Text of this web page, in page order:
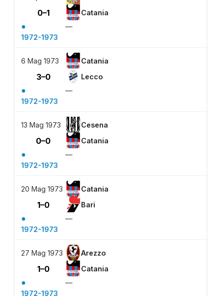
0–1 Catania
●
—
1972-1973
6 Mag 1973 Catania
3–0 Lecco
●
—
1972-1973
13 Mag 1973 Cesena
0–0 Catania
●
—
1972-1973
20 Mag 1973 Catania
1–0 Bari
●
—
1972-1973
27 Mag 1973 Arezzo
1–0 Catania
●
—
1972-1973